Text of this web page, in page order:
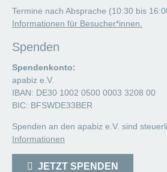
Termine nach Absprache (10:30 bis
Informationen für Besucher*innen.
Spenden
Spendenkonto:
apabiz e.V.
IBAN: DE30 1002 0500 0003 3208 00
BIC: BFSWDE33BER
Spenden an den apabiz e.V. sind
Informationen
JETZT SPENDEN